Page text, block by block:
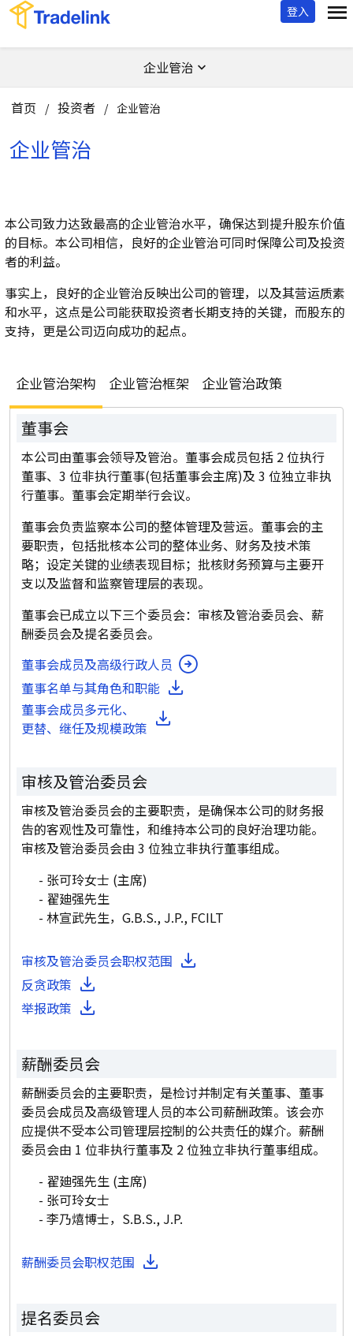
登入
企业管治
首页 / 投资者 / 企业管治
企业管治
本公司致力达致最高的企业管治水平，确保达到提升股东价值
的目标。本公司相信，良好的企业管治可同时保障公司及投资
者的利益。
事实上，良好的企业管治反映出公司的管理，以及其营运质素
和水平，这点是公司能获取投资者长期支持的关键，而股东的
支持，更是公司迈向成功的起点。
企业管治架构 企业管治框架 企业管治政策
董事会
本公司由董事会领导及管治。董事会成员包括 2 位执行
董事、3 位非执行董事(包括董事会主席)及 3 位独立非执
行董事。董事会定期举行会议。
董事会负责监察本公司的整体管理及营运。董事会的主
要职责，包括批核本公司的整体业务、财务及技术策
略；设定关键的业绩表现目标；批核财务预算与主要开
支以及监督和监察管理层的表现。
董事会已成立以下三个委员会：审核及管治委员会、薪
酬委员会及提名委员会。
董事会成员及高级行政人员
董事名单与其角色和职能
董事会成员多元化、
更替、继任及规模政策
审核及管治委员会
审核及管治委员会的主要职责，是确保本公司的财务报
告的客观性及可靠性，和维持本公司的良好治理功能。
审核及管治委员会由 3 位独立非执行董事组成。
张可玲女士 (主席)
翟廸强先生
林宣武先生，G.B.S., J.P., FCILT
审核及管治委员会职权范围
反贪政策
举报政策
薪酬委员会
薪酬委员会的主要职责，是检讨并制定有关董事、董事
委员会成员及高级管理人员的本公司薪酬政策。该会亦
应提供不受本公司管理层控制的公共责任的媒介。薪酬
委员会由 1 位非执行董事及 2 位独立非执行董事组成。
翟廸强先生 (主席)
张可玲女士
李乃熺博士，S.B.S., J.P.
薪酬委员会职权范围
提名委员会